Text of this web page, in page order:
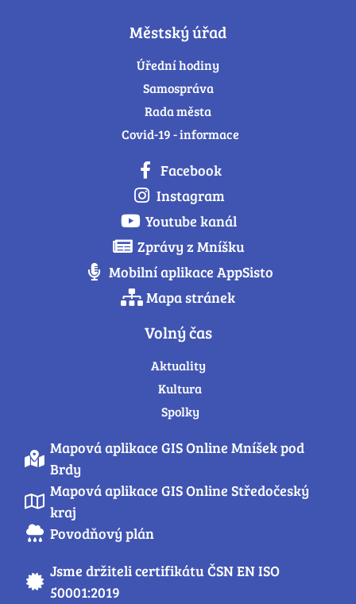
Městský úřad
Úřední hodiny
Samospráva
Rada města
Covid-19 - informace
Facebook
Instagram
Youtube kanál
Zprávy z Mníšku
Mobilní aplikace AppSisto
Mapa stránek
Volný čas
Aktuality
Kultura
Spolky
Mapová aplikace GIS Online Mníšek pod
Brdy
Mapová aplikace GIS Online Středočeský
kraj
Povodňový plán
Jsme držiteli certifikátu ČSN EN ISO
50001:2019